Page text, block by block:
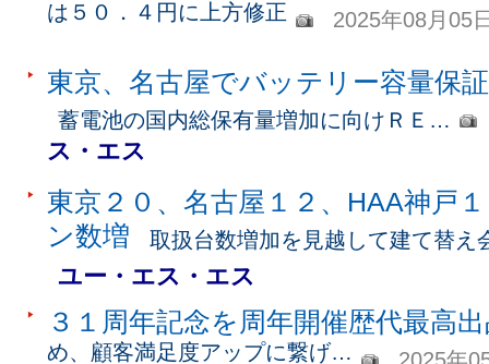
は５０．４円に上方修正 2025年08月05
東京、名古屋でバッテリー容量保
蓄電池の国内総保有量増加に向けＲＥ…
ス・エス
東京２０、名古屋１２、HAA神戸
ン数増 取扱台数増加を見越して建て替
ユー・エス・エス
３１周年記念を周年開催歴代最高
め、顧客満足度アップに繋げ…